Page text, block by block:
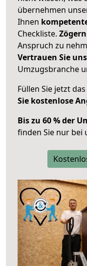
übernehmen
Ihnen
Checkliste.
Anspruch zu
Vertrauen Sie
Umzugsbranche
Füllen Sie jetzt
Sie kostenlose
Bis zu 60 % der
finden Sie nur bei